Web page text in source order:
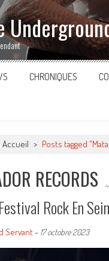
CHRONIQUES
Accueil > Posts tagged
RECORDS
Rock En
Servant- 17 octobre 2023